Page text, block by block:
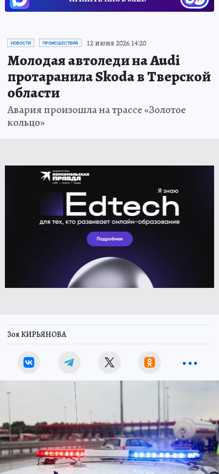
НОВОСТИ ПРОИСШЕСТВИЯ 12 июня 2026 14:20
Молодая автоледи на Audi
протаранила Skoda в Тверской
области
Авария произошла на трассе «Золотое
кольцо»
Зоя КИРЬЯНОВА